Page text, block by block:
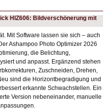
HIZ606: Bildverschönerung mit
Mit Software lassen sie sich – auch
Ashampoo Photo Optimizer 2026
die Belichtung,
und anpasst. Ergänzend stehen
Zuschneiden, Drehen,
sind die Horizontbegradigung und
erkannte Schwachstellen. Ein
Version nebeneinander, manuelle